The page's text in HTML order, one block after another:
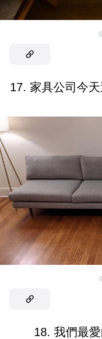
17. 家具公司今
18. 我們最